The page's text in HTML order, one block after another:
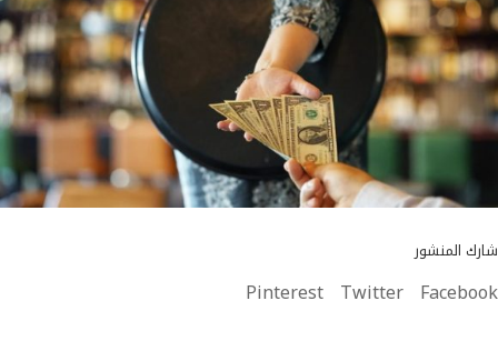
شارك المنشور
Facebook
Twitter
Pinterest